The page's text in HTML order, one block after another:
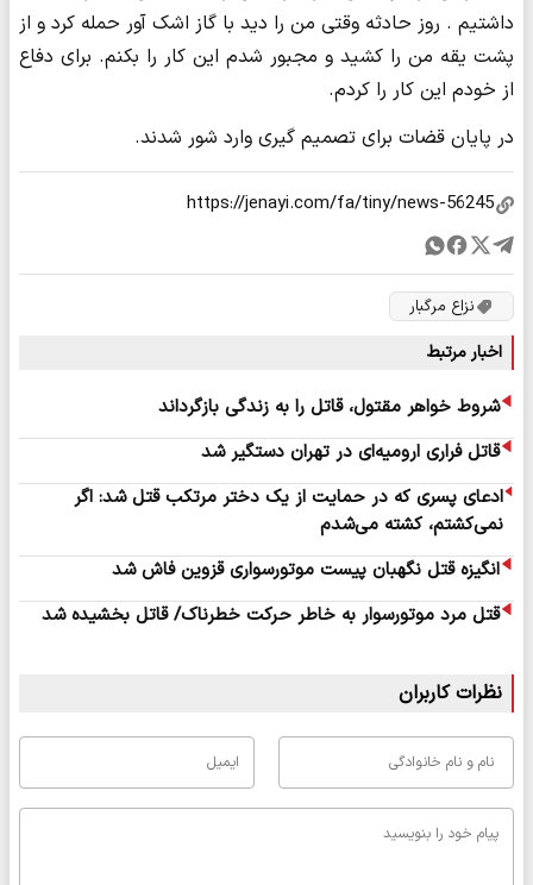
داشتیم . روز حادثه وقتی من را دید با گاز اشک آور حمله کرد و از
پشت یقه من را کشید و مجبور شدم این کار را بکنم. برای دفاع
از خودم این کار را کردم.
در پایان قضات برای تصمیم گیری وارد شور شدند.
نزاع مرگبار
اخبار مرتبط
شروط خواهر مقتول، قاتل را به زندگی بازگرداند
قاتل فراری ارومیه‌ای در تهران دستگیر شد
ادعای پسری که در حمایت از یک دختر مرتکب قتل شد: اگر
نمی‌کشتم، کشته می‌شدم
انگیزه قتل نگهبان پیست موتورسواری قزوین فاش شد
قتل مرد موتورسوار به خاطر حرکت خطرناک/ قاتل بخشیده شد
نظرات کاربران